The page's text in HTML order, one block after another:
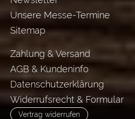
Unsere Messe-Termine
Sitemap
Zahlung & Versand
AGB & Kundeninfo
Datenschutzerklärung
Widerrufsrecht & Formular
Vertrag widerrufen